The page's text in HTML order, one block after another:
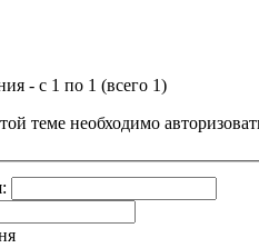
- с 1 по 1 (всего 1)
теме необходимо